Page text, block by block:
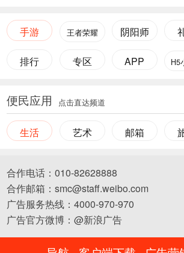
手游 王者荣耀 阴阳师
排行 专区 APP H5
便民应用 点击直达频道
生活 艺术 邮箱
合作电话：010-82628888
合作邮箱：smc@staff.weibo.com
广告服务热线：4000-970-970
广告官方微博：@新浪广告